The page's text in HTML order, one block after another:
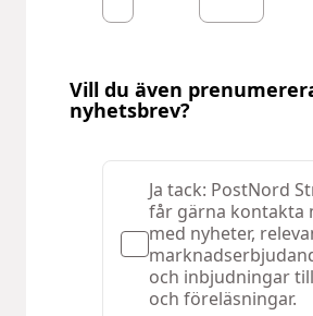
Vill du även
nyhetsbrev?
Ja tack: PostNord
får gärna kontakta
med nyheter,
och inbjudningar
och föreläsningar.